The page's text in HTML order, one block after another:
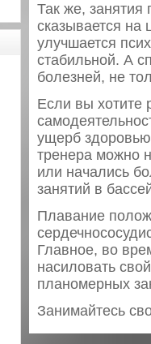
Так же, занятия
сказывается на
улучшается
стабильной. А
болезней, не
Если вы хотите
ущерб
тренера можно
или начались
занятий в
Плавание
Главное, во
насиловать
планомерных
Занимайтесь